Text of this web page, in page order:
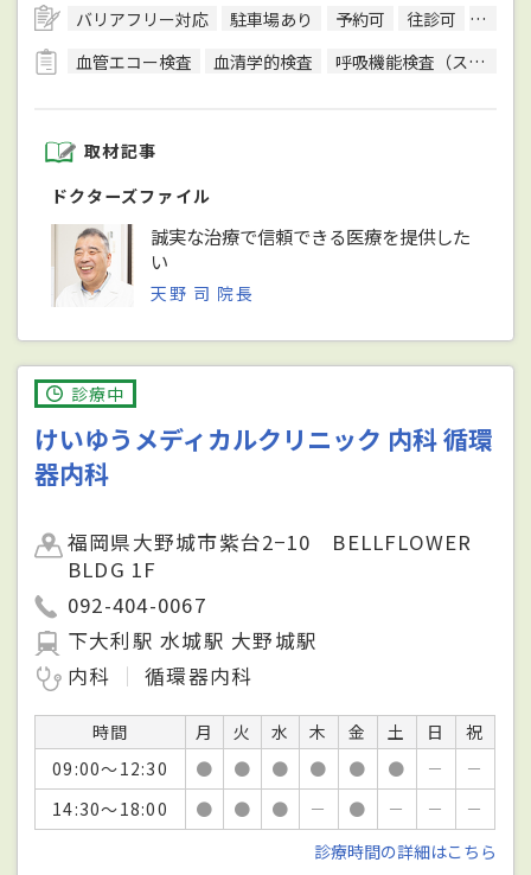
バリアフリー対応 駐車場あり 予約可 往診可
訪問
血管エコー検査
血清学的検査 呼吸機能検査（スパイロメトリー）
取材記事
ドクターズファイル
誠実な治療で信頼できる医療を提供した
い
天野 司 院長
診療中
けいゆうメディカルクリニック 内科 循環
器内科
福岡県大野城市紫台2−10 BELLFLOWER
BLDG 1F
092-404-0067
下大利駅 水城駅 大野城駅
内科
循環器内科
時間 月 火 水 木 金 土 日
祝
09:00～12:30
● ● ● ● ● ● －
－
14:30～18:00
● ● ● － ● － －
－
診療時間の詳細はこちら